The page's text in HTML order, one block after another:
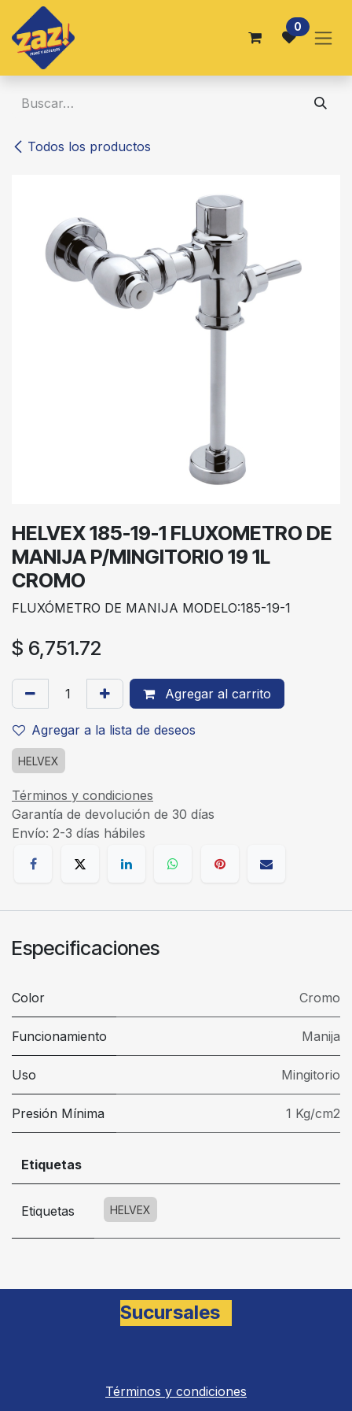
Ir al contenido
0
Todos los productos
HELVEX 185-19-1 FLUXOMETRO DE
MANIJA P/MINGITORIO 19 1L
CROMO
FLUXÓMETRO DE MANIJA MODELO:185-19-1
$ 6,751.72
Agregar al carrito
Agregar a la lista de deseos
HELVEX
Términos y condiciones
Garantía de devolución de 30 días
Envío: 2-3 días hábiles
Especificaciones
Color Cromo
Funcionamiento Manija
Uso Mingitorio
Presión Mínima 1 Kg/cm2
Etiquetas
Etiquetas HELVEX
Sucursales
Términos y condiciones